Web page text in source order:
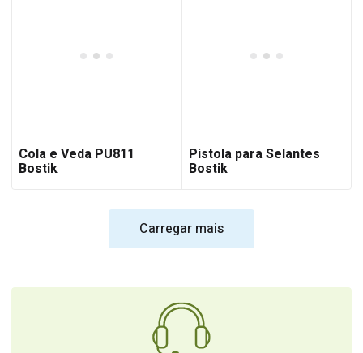
Cola e Veda PU811
Bostik
Pistola para Selantes
Bostik
Carregar mais